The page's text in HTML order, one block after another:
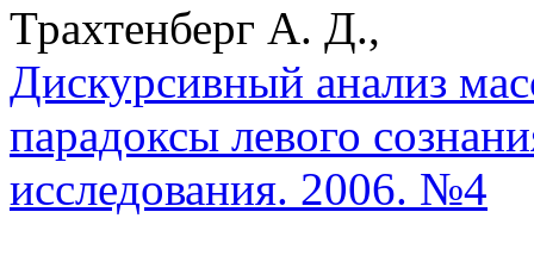
Трахтенберг А. Д.,
Дискурсивный анализ
парадоксы левого
исследования. 2006. №4